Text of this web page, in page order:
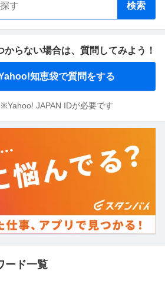
検索
からない場合は、 質問してみよう！
知恵袋で質問をする
※Yahoo! JAPAN IDが必要です
ード一覧